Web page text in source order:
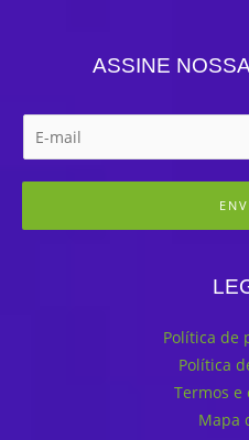
ASSINE
Política de
Política
Termos e
Mapa